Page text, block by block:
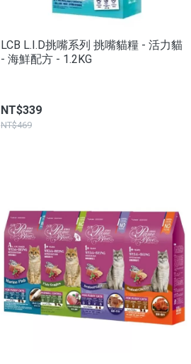
LCB L.I.D挑嘴系列 挑嘴貓糧 - 活力貓
- 海鮮配方 - 1.2KG
NT$339
NT$469